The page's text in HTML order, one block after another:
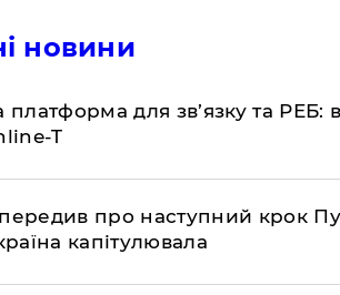
новини
платформа для зв’язку та РЕБ:
T
про наступний крок
капітулювала